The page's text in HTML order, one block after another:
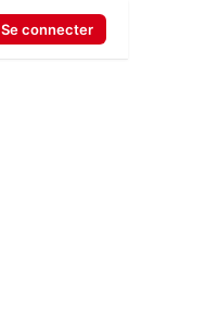
Se connecter